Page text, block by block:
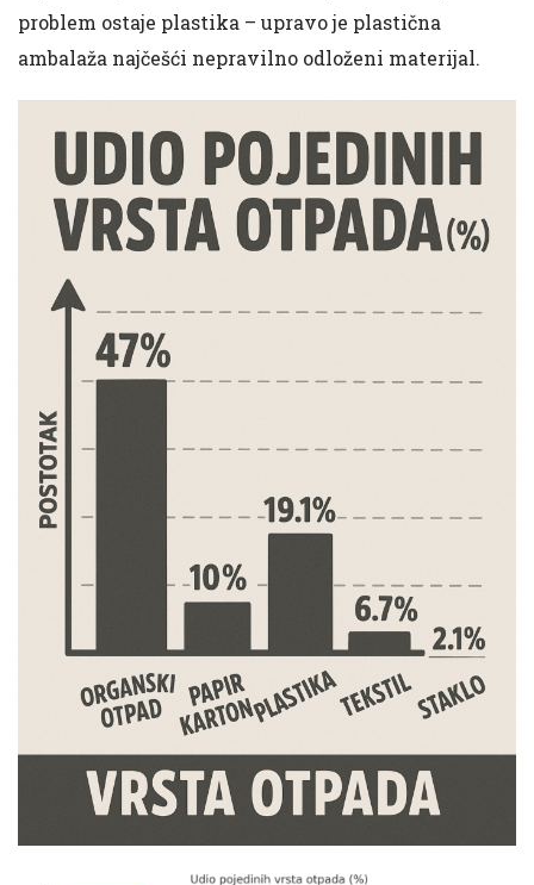
problem ostaje plastika – upravo je plastična
ambalaža najčešći nepravilno odloženi materijal.